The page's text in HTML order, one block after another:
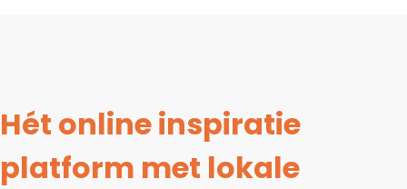
Hét online inspiratie
platform met lokale